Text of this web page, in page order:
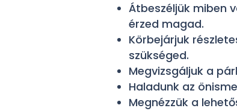
Átbeszéljük miben
érzed magad.
Körbejárjuk
szükséged.
Megvizsgáljuk a
Haladunk az
Megnézzük a